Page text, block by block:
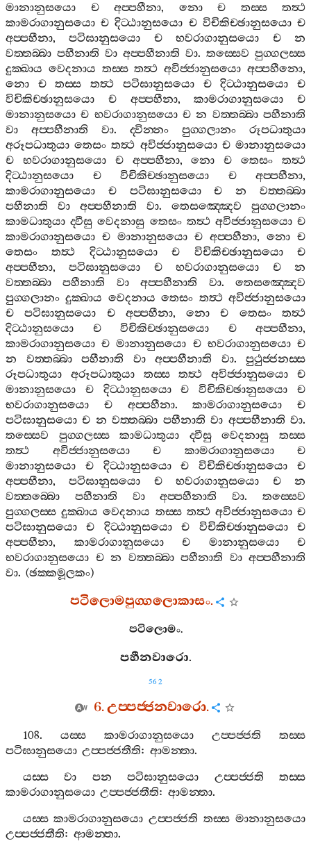
මානානුසයො
ච අප‍්පහීනා, නො ච තස‍්ස
තත්‍ථ
කාමරාගානුසයො ච දිට‍්ඨානුසයො ච විචිකිච‍්ඡානුසයො ච
අප‍්පහීනා,පටිඝානුසයො ච භවරාගානුසයො ච
න
වත‍්තබ‍්බා පහීනාති වා අප‍්පහීනාති වා. තස‍්සෙව පුග‍්ගලස‍්ස
දුක‍්ඛාය වෙදනාය තස‍්ස තත්‍ථ අවිජ‍්ජානුසයො අප‍්පහීනො,
නො
ච තස‍්ස තත්‍ථ පටිඝානුසයො ච දිට‍්ඨානුසයො
ච
විචිකිච‍්ඡානුසයො
ච අප‍්පහීනා,කාමරාගානුසයො
ච
මානානුසයො ච භවරාගානුසයො ච න වත‍්තබ‍්බා පහීනාති
වා
අප‍්පහීනාති වා. ද‍්වින‍්නං පුග‍්ගලානං
රූපධාතුයා
අරූපධාතුයා තෙසං තත්‍ථ අවිජ‍්ජානුසයො ච මානානුසයො
ච
භවරාගානුසයො ච අප‍්පහීනා,නො ච තෙසං
තත්‍ථ
දිට‍්ඨානුසයො
ච විචිකිච‍්ඡානුසයො ච අප‍්පහීනා,
කාමරාගානුසයො
ච පටිඝානුසයො ච න
වත‍්තබ‍්බා
පහීනාති
වා අප‍්පහීනාති වා. තෙසඤ‍්ඤෙව
පුග‍්ගලානං
කාමධාතුයා ද‍්වීසු වෙදනාසු තෙසං තත්‍ථ අවිජ‍්ජානුසයො ච
කාමරාගානුසයො ච මානානුසයො ච අප‍්පහීනා, නො ච
තෙසං
තත්‍ථ දිට‍්ඨානුසයො ච විචිකිච‍්ඡානුසයො
ච
අප‍්පහීනා,පටිඝානුසයො ච භවරාගානුසයො ච
න
වත‍්තබ‍්බා
පහීනාති වා අප‍්පහීනාති වා.තෙසඤ‍්ඤෙව
පුග‍්ගලානං දුක‍්ඛාය වෙදනාය තෙසං තත්‍ථ අවිජ‍්ජානුසයො
ච
පටිඝානුසයො ච අප‍්පහීනා,නො ච තෙසං
තත්‍ථ
දිට‍්ඨානුසයො
ච විචිකිච‍්ඡානුසයො ච අප‍්පහීනා,
කාමරාගානුසයො ච මානානුසයො ච භවරාගානුසයො ච
න
වත‍්තබ‍්බා පහීනාති වා අප‍්පහීනාති වා. පුථුජ‍්ජනස‍්ස
රූපධාතුයා
අරූපධාතුයා තස‍්ස තත්‍ථ අවිජ‍්ජානුසයො
ච
මානානුසයො
ච දිට‍්ඨානුසයො ච විචිකිච‍්ඡානුසයො
ච
භවරාගානුසයො
ච අප‍්පහීනා.කාමරාගානුසයො
ච
පටිඝානුසයො ච න වත‍්තබ‍්බා පහීනාති වා අප‍්පහීනාති වා.
තස‍්සෙව
පුග‍්ගලස‍්ස කාමධාතුයා ද‍්වීසු වෙදනාසු
තස‍්ස
තත්‍ථ
අවිජ‍්ජානුසයො ච කාමරාගානුසයො
ච
මානානුසයො
ච දිට‍්ඨානුසයො ච විචිකිච‍්ඡානුසයො
ච
අප‍්පහීනා,පටිඝානුසයො ච භවරාගානුසයො ච
න
වත‍්තබ‍්බො
පහීනාති වා අප‍්පහීනාති වා.තස‍්සෙව
පුග‍්ගලස‍්ස දුක‍්ඛාය වෙදනාය තස‍්ස තත්‍ථ අවිජ‍්ජානුසයො ච
පටිඝානුසයො
ච දිට‍්ඨානුසයො ච විචිකිච‍්ඡානුසයො
ච
අප‍්පහීනා, කාමරාගානුසයො ච මානානුසයො
ච
භවරාගානුසයො ච න වත‍්තබ‍්බා පහීනාති වා අප‍්පහීනාති
වා. (ඡක‍්කමූලකං)
පටිලොමපුග‍්ගලොකාසං.
පටිලොමං.
පහීනවාරො.
562
6.උප‍්පජ‍්ජනවාරො.
108. යස‍්ස කාමරාගානුසයො උප‍්පජ‍්ජති
තස‍්ස
පටිඝානුසයො උප‍්පජ‍්ජතීති: ආමන‍්තා.
යස‍්ස
වා පන පටිඝානුසයො උප‍්පජ‍්ජති
තස‍්ස
කාමරාගානුසයො උප‍්පජ‍්ජතීති: ආමන‍්තා.
යස‍්ස කාමරාගානුසයො උප‍්පජ‍්ජති තස‍්ස මානානුසයො
උප‍්පජ‍්ජතීති: ආමන‍්තා.